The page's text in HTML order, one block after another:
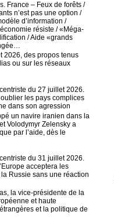
France – Feux de forêts /
n’est pas une option /
d’information /
résiste / «Méga-
/ Aide «grands
2026, des propos tenus
ou sur les réseaux
du 27 juillet 2026.
les pays complices
dans son agression
un navire iranien dans la
Volodymyr Zelensky a
par l’aide, dès le
du 31 juillet 2026.
acceptera les
Russie sans une réaction
la vice-présidente de la
et haute
et la politique de